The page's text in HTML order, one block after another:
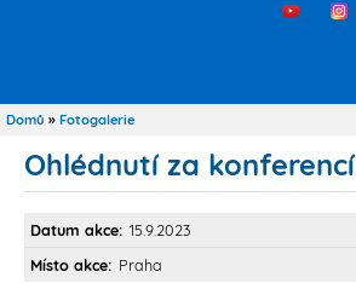
Třetí
Drobečková
Domů Fotogalerie
Ohlédnutí za konferencí
Datum akce 15.9.2023
Místo akce
Praha